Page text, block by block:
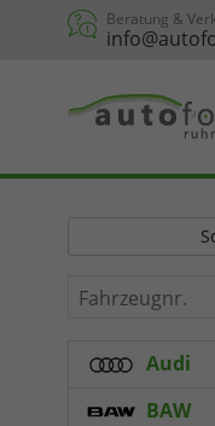
Beratung &
Fahrzeugnr.
Audi
BAW